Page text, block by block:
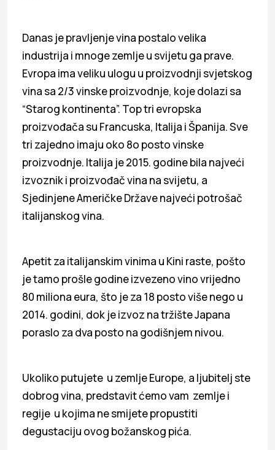
Danas je pravljenje vina postalo velika
industrija i mnoge zemlje u svijetu ga prave.
Evropa ima veliku ulogu u proizvodnji svjetskog
vina sa 2/3 vinske proizvodnje, koje dolazi sa
“Starog kontinenta”. Top tri evropska
proizvođača su Francuska, Italija i Španija. Sve
tri zajedno imaju oko 8o posto vinske
proizvodnje. Italija je 2015. godine bila najveći
izvoznik i proizvođač vina na svijetu, a
Sjedinjene Američke Države najveći potrošač
italijanskog vina.
Apetit za italijanskim vinima u Kini raste, pošto
je tamo prošle godine izvezeno vino vrijedno
80 miliona eura, što je za 18 posto više nego u
2014. godini, dok je izvoz na tržište Japana
poraslo za dva posto na godišnjem nivou.
Ukoliko putujete u zemlje Europe, a ljubitelj ste
dobrog vina, predstavit ćemo vam zemlje i
regije u kojima ne smijete propustiti
degustaciju ovog božanskog pića.